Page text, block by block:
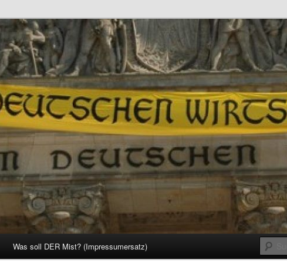
Was soll DER Mist? (Impressumersatz)